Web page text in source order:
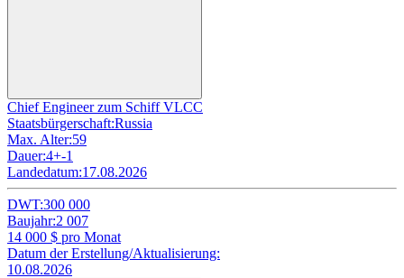
Chief Engineer zum Schiff VLCC
Staatsbürgerschaft:Russia
Max. Alter:59
Dauer:4+-1
Landedatum:17.08.2026
DWT:300 000
Baujahr:2 007
14 000 $ pro Monat
Datum der Erstellung/Aktualisierung:
10.08.2026